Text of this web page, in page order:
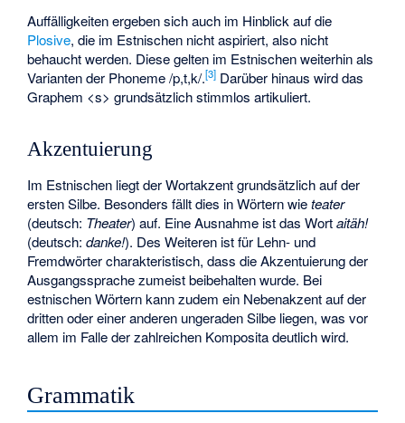
Auffälligkeiten ergeben sich auch im Hinblick auf die
Plosive, die im Estnischen nicht aspiriert, also nicht
behaucht werden. Diese gelten im Estnischen weiterhin als
Varianten der Phoneme /p,t,k/.[3] Darüber hinaus wird das
Graphem <s> grundsätzlich stimmlos artikuliert.
Akzentuierung
Im Estnischen liegt der Wortakzent grundsätzlich auf der
ersten Silbe. Besonders fällt dies in Wörtern wieteater
(deutsch: Theater) auf. Eine Ausnahme ist das Wortaitäh!
(deutsch:danke!). Des Weiteren ist für Lehn- und
Fremdwörter charakteristisch, dass die Akzentuierung der
Ausgangssprache zumeist beibehalten wurde. Bei
estnischen Wörtern kann zudem ein Nebenakzent auf der
dritten oder einer anderen ungeraden Silbe liegen, was vor
allem im Falle der zahlreichen Komposita deutlich wird.
Grammatik